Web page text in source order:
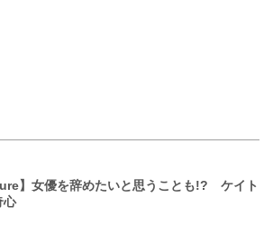
】女優を辞めたいと思うことも!? ケイト
心